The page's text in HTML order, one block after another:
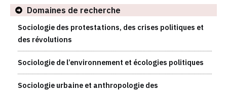
Domaines de recherche
Sociologie des protestations, des crises politiques et
des révolutions
Sociologie de l’environnement et écologies politiques
Sociologie urbaine et anthropologie des